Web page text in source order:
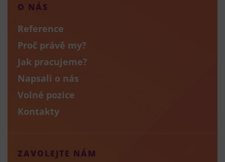
O NÁS
Reference
Proč právě my?
Jak pracujeme?
Napsali o nás
Volné pozice
Kontakty
ZAVOLEJTE NÁM